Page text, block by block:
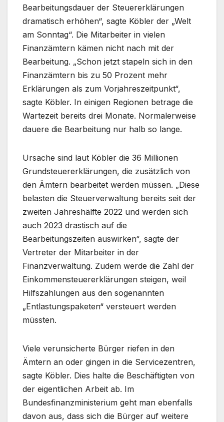
Bearbeitungsdauer der Steuererklärungen
dramatisch erhöhen“, sagte Köbler der „Welt
am Sonntag“. Die Mitarbeiter in vielen
Finanzämtern kämen nicht nach mit der
Bearbeitung. „Schon jetzt stapeln sich in den
Finanzämtern bis zu 50 Prozent mehr
Erklärungen als zum Vorjahreszeitpunkt“,
sagte Köbler. In einigen Regionen betrage die
Wartezeit bereits drei Monate. Normalerweise
dauere die Bearbeitung nur halb so lange.
Ursache sind laut Köbler die 36 Millionen
Grundsteuererklärungen, die zusätzlich von
den Ämtern bearbeitet werden müssen. „Diese
belasten die Steuerverwaltung bereits seit der
zweiten Jahreshälfte 2022 und werden sich
auch 2023 drastisch auf die
Bearbeitungszeiten auswirken“, sagte der
Vertreter der Mitarbeiter in der
Finanzverwaltung. Zudem werde die Zahl der
Einkommensteuererklärungen steigen, weil
Hilfszahlungen aus den sogenannten
„Entlastungspaketen“ versteuert werden
müssten.
Viele verunsicherte Bürger riefen in den
Ämtern an oder gingen in die Servicezentren,
sagte Köbler. Dies halte die Beschäftigten von
der eigentlichen Arbeit ab. Im
Bundesfinanzministerium geht man ebenfalls
davon aus, dass sich die Bürger auf weitere